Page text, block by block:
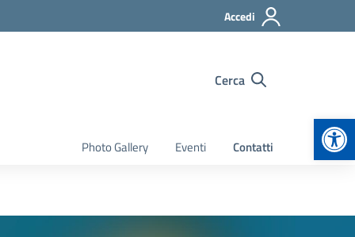
Accedi
Cerca
Photo Gallery Eventi Contatti